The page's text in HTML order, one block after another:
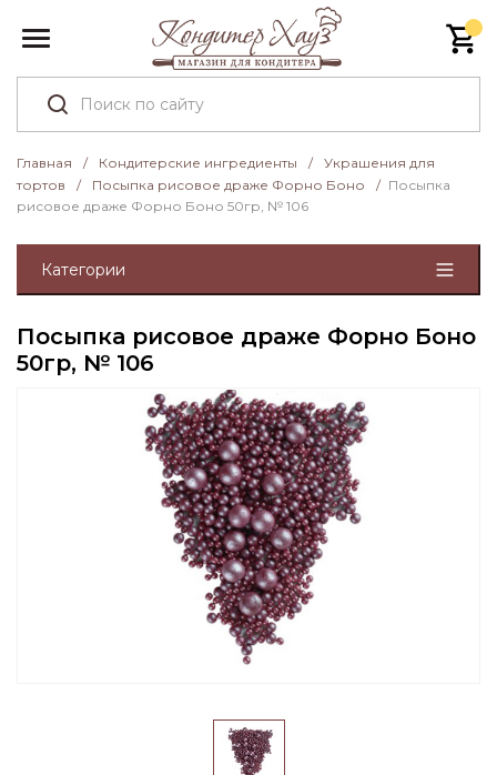
Главная / Кондитерские ингредиенты /
Украшения для
тортов
/ Посыпка рисовое драже Форно Боно / Посыпка
рисовое драже Форно Боно 50гр, № 106
Категории
Посыпка рисовое драже Форно Боно
50гр, № 106